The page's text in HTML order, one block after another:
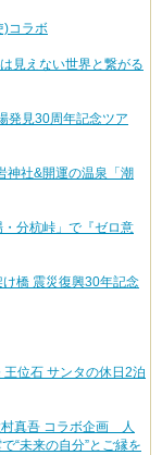
)コラボ
見えない世界と繋がる
発見30周年記念ツア
神社&開運の温泉「潮
分杭峠」で『ゼロ意
橋 震災復興30年記念
位石 サンタの休日2泊
村真吾 コラボ企画 人
“未来の自分”とご縁を